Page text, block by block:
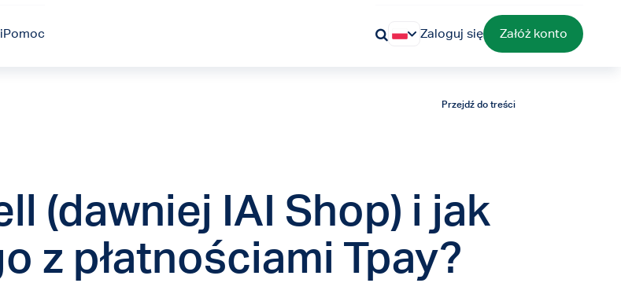
Przejdź do treści
Pomoc Zaloguj się Załóż konto
(dawniej IAI Shop) i jak
z płatnościami Tpay?